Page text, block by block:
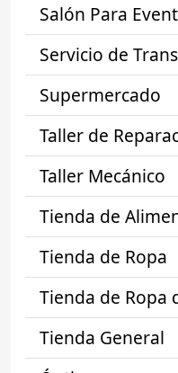
Salón Para
Servicio de
Supermercado
Taller de
Taller Mecánico
Tienda de
Tienda de Ropa
Tienda de Ropa
Tienda General